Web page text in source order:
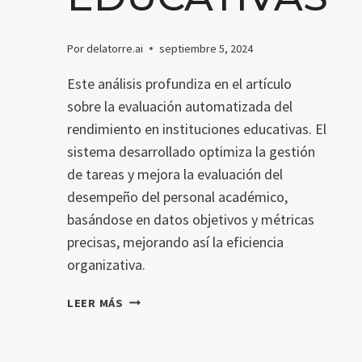
Pordelatorre.ai septiembre 5, 2024
Este análisis profundiza en el artículo
sobre la evaluación automatizada del
rendimiento en instituciones educativas. El
sistema desarrollado optimiza la gestión
de tareas y mejora la evaluación del
desempeño del personal académico,
basándose en datos objetivos y métricas
precisas, mejorando así la eficiencia
organizativa.
LEER MÁS EVALUACIÓN